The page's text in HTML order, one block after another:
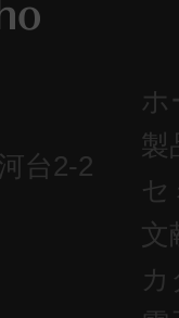
ホ
製
セ
文
台2-2